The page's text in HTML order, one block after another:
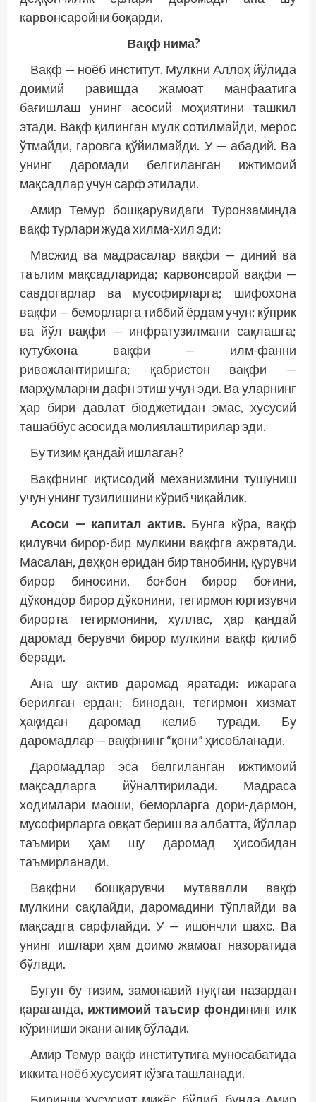
карвонсаройни боқарди.
Вақф нима?
Вақф — ноёб институт. Мулкни Аллоҳ йўлида
доимий равишда жамоат манфаатига
бағишлаш унинг асосий моҳиятини ташкил
этади. Вақф қилинган мулк сотилмайди, мерос
ўтмайди, гаровга қўйилмайди. У — абадий. Ва
унинг даромади белгиланган ижтимоий
мақсадлар учун сарф этилади.
Амир Темур бошқарувидаги Туронзаминда
вақф турлари жуда хилма-хил эди:
Масжид ва мадрасалар вақфи — диний ва
таълим мақсадларида; карвонсарой вақфи —
савдогарлар ва мусофирларга; шифохона
вақфи — беморларга тиббий ёрдам учун; кўприк
ва йўл вақфи — инфратузилмани сақлашга;
кутубхона вақфи — илм-фанни
ривожлантиришга; қабристон вақфи —
марҳумларни дафн этиш учун эди. Ва уларнинг
ҳар бири давлат бюджетидан эмас, хусусий
ташаббус асосида молиялаштирилар эди.
Бу тизим қандай ишлаган?
Вақфнинг иқтисодий механизмини тушуниш
учун унинг тузилишини кўриб чиқайлик.
Асоси — капитал актив.Бунга кўра, вақф
қилувчи бирор-бир мулкини вақфга ажратади.
Масалан, деҳқон еридан бир танобини, қурувчи
бирор биносини, боғбон бирор боғини,
дўкондор бирор дўконини, тегирмон юргизувчи
бирорта тегирмонини, хуллас, ҳар қандай
даромад берувчи бирор мулкини вақф қилиб
беради.
Ана шу актив даромад яратади: ижарага
берилган ердан; бинодан, тегирмон хизмат
ҳақидан даромад келиб туради. Бу
даромадлар — вақфнинг “қони” ҳисобланади.
Даромадлар эса белгиланган ижтимоий
мақсадларга йўналтирилади. Мадраса
ходимлари маоши, беморларга дори-дармон,
мусофирларга овқат бериш ва албатта, йўллар
таъмири ҳам шу даромад ҳисобидан
таъмирланади.
Вақфни бошқарувчи мутавалли вақф
мулкини сақлайди, даромадини тўплайди ва
мақсадга сарфлайди. У — ишончли шахс. Ва
унинг ишлари ҳам доимо жамоат назоратида
бўлади.
Бугун бу тизим, замонавий нуқтаи назардан
қараганда, ижтимоий таъсир фондининг илк
кўриниши экани аниқ бўлади.
Амир Темур вақф институтига муносабатида
иккита ноёб хусусият кўзга ташланади.